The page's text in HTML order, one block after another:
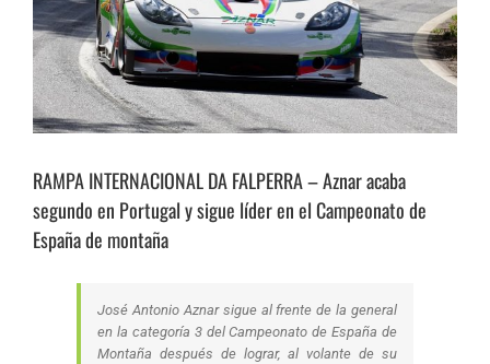
RAMPA INTERNACIONAL DA FALPERRA – Aznar acaba
segundo en Portugal y sigue líder en el Campeonato de
España de montaña
José Antonio Aznar sigue al frente de la general
en la categoría 3 del Campeonato de España de
Montaña después de lograr, al volante de su